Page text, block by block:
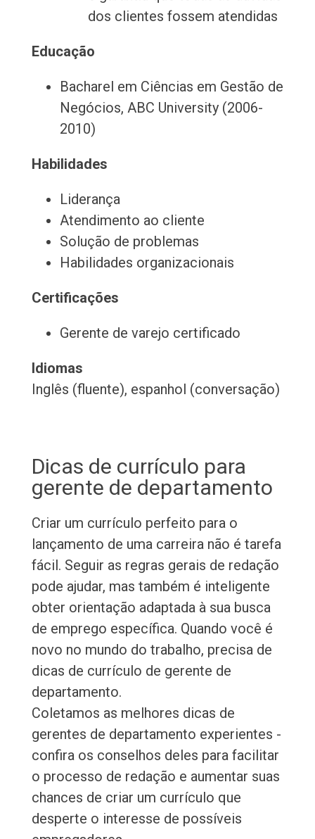
dos clientes fossem atendidas
Educação
Bacharel em Ciências em Gestão de
Negócios, ABC University (2006-
2010)
Habilidades
Liderança
Atendimento ao cliente
Solução de problemas
Habilidades organizacionais
Certificações
Gerente de varejo certificado
Idiomas
Inglês (fluente), espanhol (conversação)
Dicas de currículo para
gerente de departamento
Criar um currículo perfeito para o
lançamento de uma carreira não é tarefa
fácil. Seguir as regras gerais de redação
pode ajudar, mas também é inteligente
obter orientação adaptada à sua busca
de emprego específica. Quando você é
novo no mundo do trabalho, precisa de
dicas de currículo de gerente de
departamento.
Coletamos as melhores dicas de
gerentes de departamento experientes -
confira os conselhos deles para facilitar
o processo de redação e aumentar suas
chances de criar um currículo que
desperte o interesse de possíveis